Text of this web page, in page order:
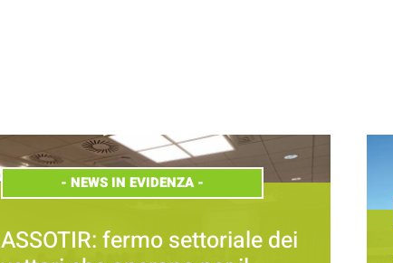
- NEWS IN EVIDENZA-
ASSOTIR: fermo settoriale dei